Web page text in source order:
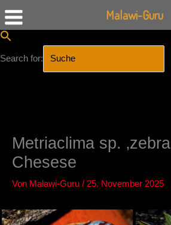
Search for:
Metriaclima sp.
Chesese
Von Malawi-Guru / 25. November 2025
Malawi-Guru